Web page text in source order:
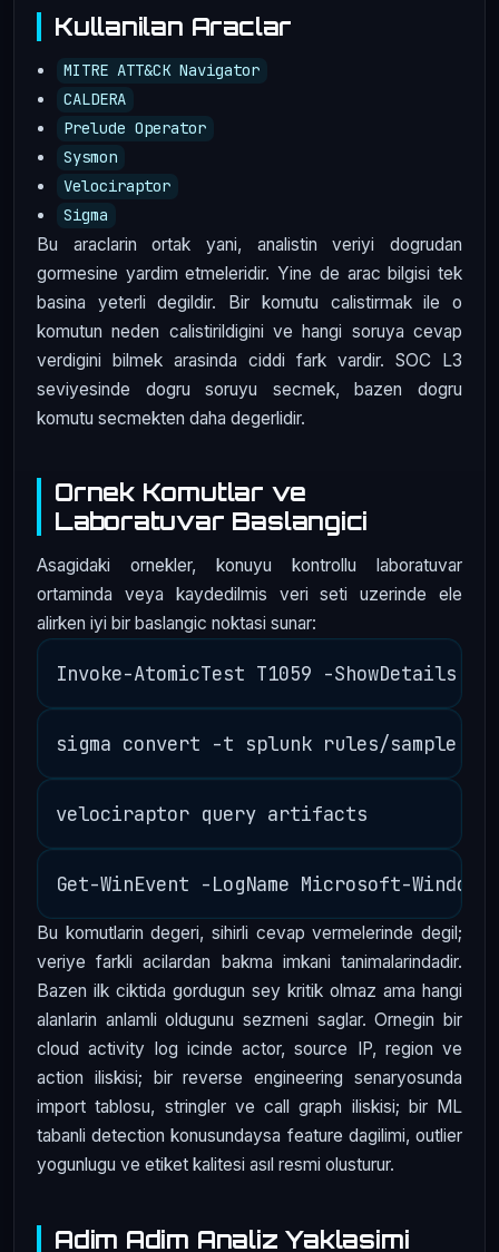
Kullanilan Araclar
MITRE ATT&CK Navigator
CALDERA
Prelude Operator
Sysmon
Velociraptor
Sigma
Bu araclarin ortak yani, analistin veriyi dogrudan
gormesine yardim etmeleridir. Yine de arac bilgisi tek
basina yeterli degildir. Bir komutu calistirmak ile o
komutun neden calistirildigini ve hangi soruya cevap
verdigini bilmek arasinda ciddi fark vardir. SOC L3
seviyesinde dogru soruyu secmek, bazen dogru
komutu secmekten daha degerlidir.
Ornek Komutlar ve
Laboratuvar Baslangici
Asagidaki ornekler, konuyu kontrollu laboratuvar
ortaminda veya kaydedilmis veri seti uzerinde ele
alirken iyi bir baslangic noktasi sunar:
Bu komutlarin degeri, sihirli cevap vermelerinde degil;
veriye farkli acilardan bakma imkani tanimalarindadir.
Bazen ilk ciktida gordugun sey kritik olmaz ama hangi
alanlarin anlamli oldugunu sezmeni saglar. Ornegin bir
cloud activity log icinde actor, source IP, region ve
action iliskisi; bir reverse engineering senaryosunda
import tablosu, stringler ve call graph iliskisi; bir ML
tabanli detection konusundaysa feature dagilimi, outlier
yogunlugu ve etiket kalitesi asıl resmi olusturur.
Adim Adim Analiz Yaklasimi